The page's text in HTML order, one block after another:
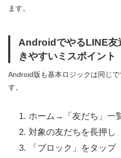
ます。
AndroidでやるLINE友
きやすいミスポイント
Android版も基本ロジックは同じ
す。
ホーム→「友だち」一
対象の友だちを長押し
「ブロック」をタップ